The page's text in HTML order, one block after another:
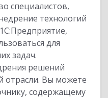
специалистов,
технологий
для
задач.
решений
отрасли. Вы можете
содержащему